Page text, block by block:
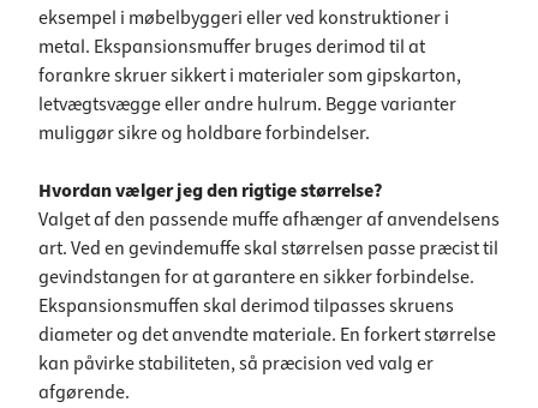
eksempel i møbelbyggeri eller ved konstruktioner i
metal. Ekspansionsmuffer bruges derimod til at
forankre skruer sikkert i materialer som gipskarton,
letvægtsvægge eller andre hulrum. Begge varianter
muliggør sikre og holdbare forbindelser.
Hvordan vælger jeg den rigtige størrelse?
Valget af den passende muffe afhænger af anvendelsens
art. Ved en gevindemuffe skal størrelsen passe præcist til
gevindstangen for at garantere en sikker forbindelse.
Ekspansionsmuffen skal derimod tilpasses skruens
diameter og det anvendte materiale. En forkert størrelse
kan påvirke stabiliteten, så præcision ved valg er
afgørende.